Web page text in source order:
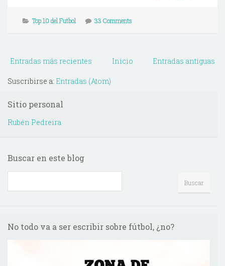
Top 10 del Futbol 33 Comments
Entradas más recientes Entradas antiguas
Inicio
Suscribirse a: Entradas (Atom)
Sitio personal
Rubén Pedreira
Buscar en este blog
No todo va a ser escribir sobre fútbol, ¿no?